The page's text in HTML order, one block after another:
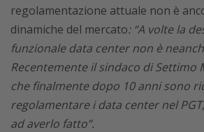
regolamentazione attuale non è
dinamiche del mercato: “A volte la
funzionale data center non è
Recentemente il sindaco di Settimo
che finalmente dopo 10 anni sono
regolamentare i data center nel
ad averlo fatto”.